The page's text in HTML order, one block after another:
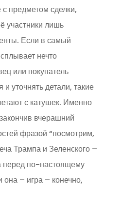
предметом сделки,
участники лишь
Если в самый
нечто
или покупатель
и уточнять детали, такие
с катушек. Именно
вчерашний
фразой “посмотрим,
Трампа и Зеленского –
перед по-настоящему
– игра – конечно,